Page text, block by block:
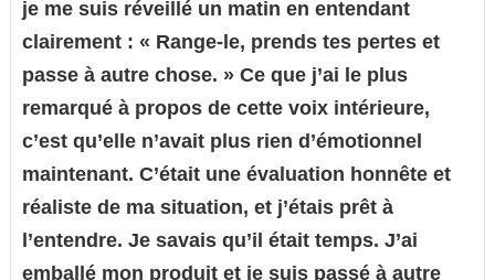
je me suis réveillé un matin en entendant
clairement : « Range-le, prends tes pertes et
passe à autre chose. » Ce que j’ai le plus
remarqué à propos de cette voix intérieure,
c’est qu’elle n’avait plus rien d’émotionnel
maintenant. C’était une évaluation honnête et
réaliste de ma situation, et j’étais prêt à
l’entendre. Je savais qu’il était temps. J’ai
emballé mon produit et je suis passé à autre